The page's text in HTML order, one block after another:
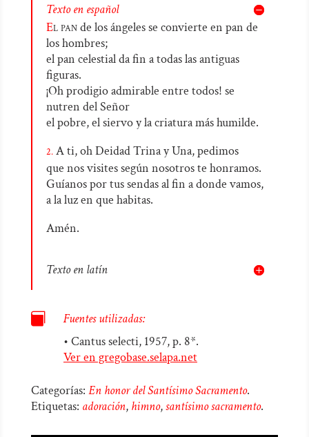
Texto en español
El pande los ángeles se convierte en pan de
los hombres;
el pan celestial da fin a todas las antiguas
figuras.
¡Oh prodigio admirable entre todos! se
nutren del Señor
el pobre, el siervo y la criatura más humilde.
2.A ti, oh Deidad Trina y Una, pedimos
que nos visites según nosotros te honramos.
Guíanos por tus sendas al fin a donde vamos,
a la luz en que habitas.
Amén.
Texto en latín

Fuentes utilizadas:
• Cantus selecti, 1957, p. 8*.
Ver en gregobase.selapa.net
Categorías: En honor del Santísimo Sacramento.
Etiquetas: adoración, himno,santísimo sacramento.